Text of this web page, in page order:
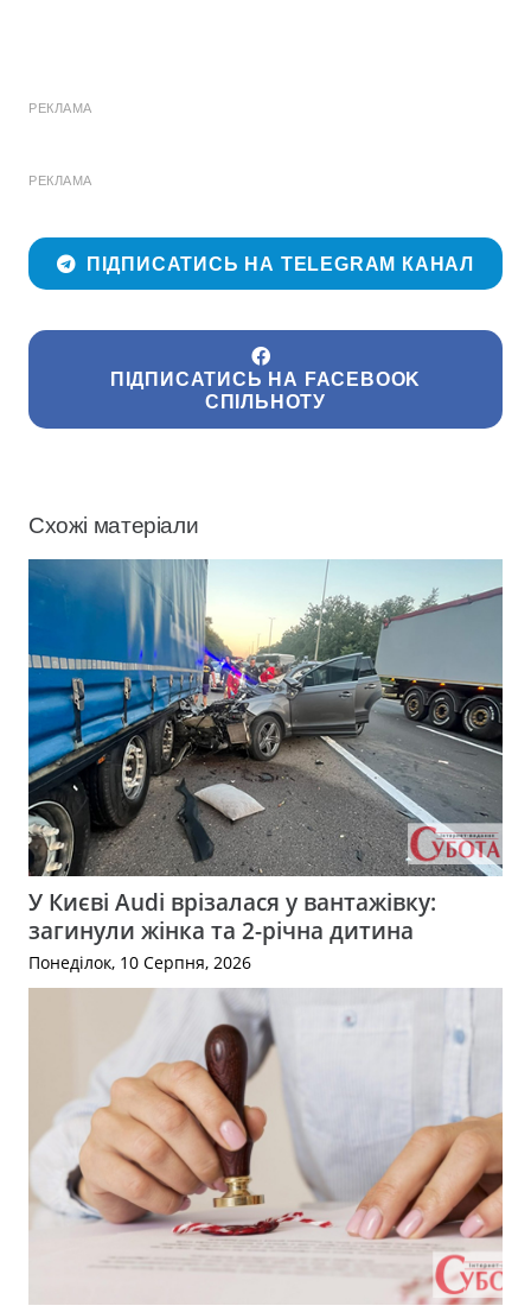
РЕКЛАМА
РЕКЛАМА
ПІДПИСАТИСЬ НА TELEGRAM КАНАЛ
ПІДПИСАТИСЬ НА FACEBOOK
СПІЛЬНОТУ
Схожі матеріали
У Києві Audi врізалася у вантажівку:
загинули жінка та 2-річна дитина
Понеділок, 10 Серпня, 2026